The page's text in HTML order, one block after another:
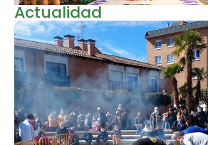
Actualidad